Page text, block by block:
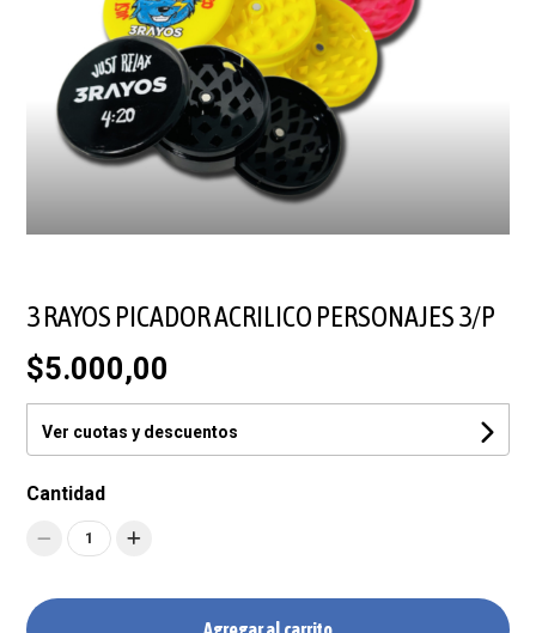
3 RAYOS PICADOR ACRILICO PERSONAJES 3/P
$5.000,00
Ver cuotas y descuentos
Cantidad
1